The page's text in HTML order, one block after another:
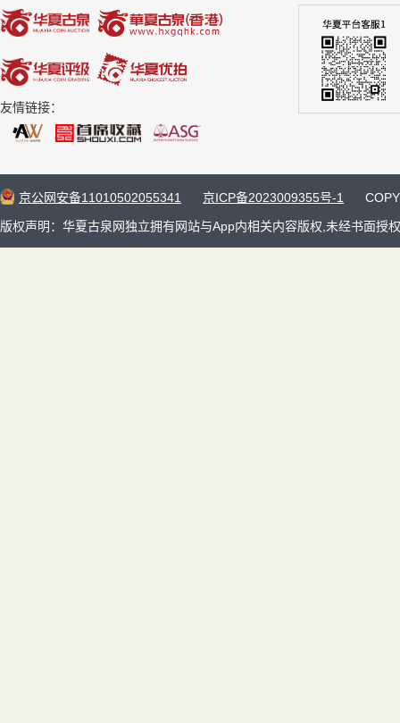
友情链接：
京公网安备11010502055341 京ICP备2023009355号-1
版权声明：华夏古泉网独立拥有网站与App内相关内容版权,未经书面授